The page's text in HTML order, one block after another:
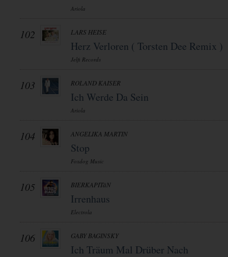
Ariola
102 LARS HEISE
Herz Verloren ( Torsten Dee Remix )
Jelfi Records
103 ROLAND KAISER
Ich Werde Da Sein
Ariola
104 ANGELIKA MARTIN
Stop
Foxdog Music
105 BIERKAPITäN
Irrenhaus
Electrola
106 GABY BAGINSKY
Ich Träum Mal Drüber Nach